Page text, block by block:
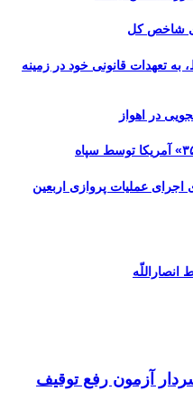
به تعهدات قانونی خود در زمینه
عملیات پروازی اربعین
آزمون رفع توقیف